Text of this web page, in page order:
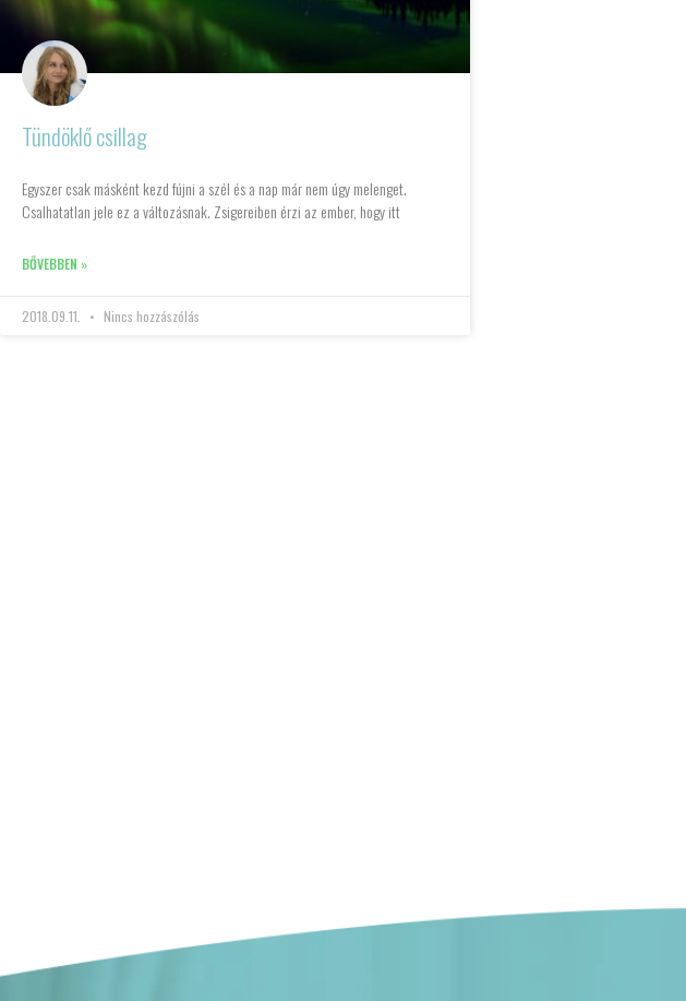
Tündöklő csillag
Egyszer csak másként kezd fújni a szél és a nap már nem úgy melenget.
Csalhatatlan jele ez a változásnak. Zsigereiben érzi az ember, hogy itt
BŐVEBBEN »
2018.09.11. Nincs hozzászólás